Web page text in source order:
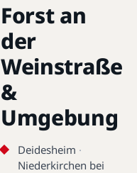
Forst an
der
Weinstraße
&
Umgebung
Deidesheim ·
Niederkirchen bei